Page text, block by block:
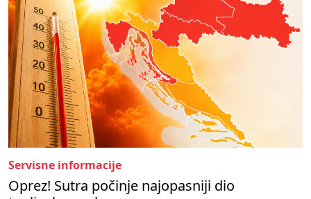
Servisne informacije
Oprez! Sutra počinje najopasniji dio